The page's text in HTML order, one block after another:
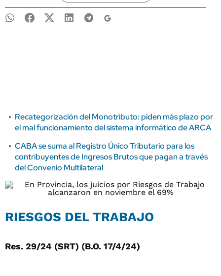
Recategorización del Monotributo: piden más plazo por
el mal funcionamiento del sistema informático de ARCA
CABA se suma al Registro Único Tributario para los
contribuyentes de Ingresos Brutos que pagan a través
del Convenio Multilateral
RIESGOS DEL TRABAJO
Res. 29/24 (SRT) (B.O. 17/4/24)